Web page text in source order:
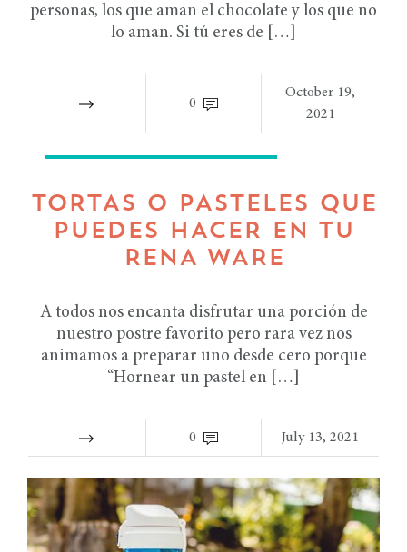
personas, los que aman el chocolate y los que no
lo aman. Si tú eres de […]
0
October 19,
2021
TORTAS O PASTELES QUE
PUEDES HACER EN TU
RENA WARE
A todos nos encanta disfrutar una porción de
nuestro postre favorito pero rara vez nos
animamos a preparar uno desde cero porque
“Hornear un pastel en […]
0 July 13, 2021